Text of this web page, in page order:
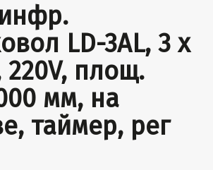
LD-3AL, 3 x
220V, площ.
мм, на
таймер, рег